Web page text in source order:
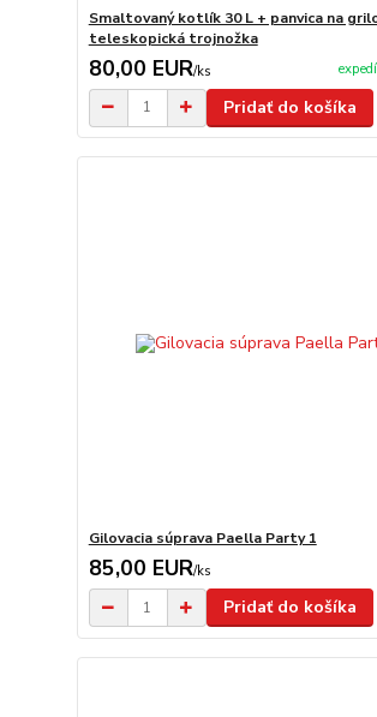
Smaltovaný kotlík 30 L + panvica na
teleskopická trojnožka
80,00 EUR/ks
Pridať do košíka
Gilovacia súprava Paella Party 1
85,00 EUR/ks
Pridať do košíka